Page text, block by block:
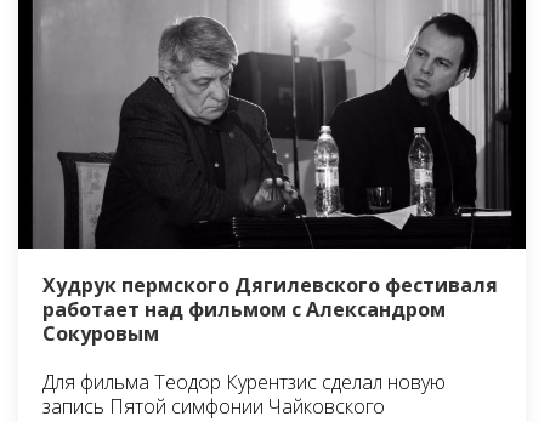
Худрук пермского Дягилевского фестиваля
работает над фильмом с Александром
Сокуровым
Для фильма Теодор Курентзис сделал новую
запись Пятой симфонии Чайковского